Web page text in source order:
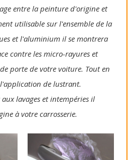
entre la peinture d'origine et
utilisable sur l'ensemble de la
et l'aluminium il se montrera
contre les micro-rayures et
porte de votre voiture. Tout en
de lustrant.
lavages et intempéries il
à votre carrosserie.